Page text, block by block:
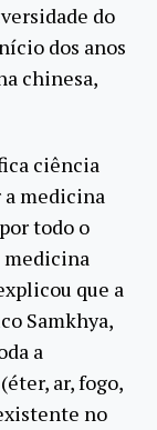
do
dos anos
chinesa,
ciência
a medicina
todo o
medicina
que a
Samkhya,
a
ar, fogo,
no